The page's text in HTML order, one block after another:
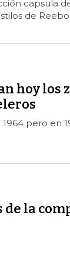
capsula
de
hoy los
pero en
de la